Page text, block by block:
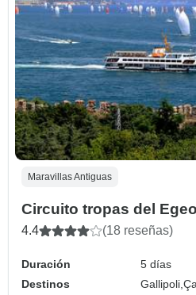
Maravillas Antiguas
Circuito tropas del Egeo
4.4 (18 reseñas)
Duración
5 días
Destinos
Gallipoli,